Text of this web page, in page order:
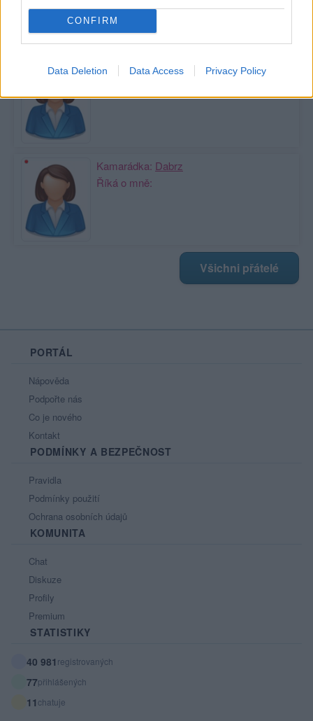
CONFIRM
Data Deletion Data Access Privacy Policy
Kamarádka:hintik1
Kamarádka: Dabrz
Říká o mně:
Všichni přátelé
PORTÁL
Nápověda
Podpořte nás
Co je nového
Kontakt
PODMÍNKY A BEZPEČNOST
Pravidla
Podmínky použití
Ochrana osobních údajů
KOMUNITA
Chat
Diskuze
Profily
Premium
STATISTIKY
40 981 registrovaných
77přihlášených
11 chatuje